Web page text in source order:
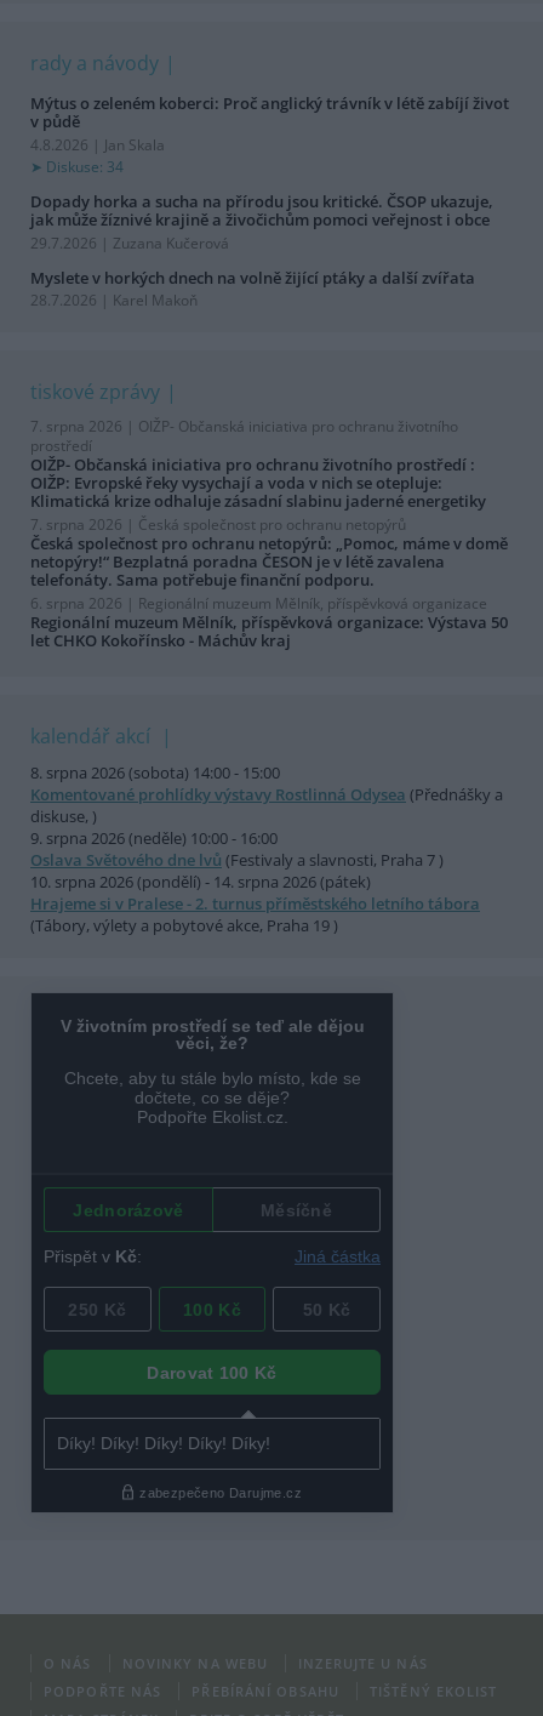
rady a návody
Mýtus o zeleném koberci: Proč anglický trávník v létě zabíjí život
v půdě
4.8.2026 | Jan Skala
Diskuse: 34
Dopady horka a sucha na přírodu jsou kritické. ČSOP ukazuje,
jak může žíznivé krajině a živočichům pomoci veřejnost i obce
29.7.2026 | Zuzana Kučerová
Myslete v horkých dnech na volně žijící ptáky a další zvířata
28.7.2026 | Karel Makoň
tiskové zprávy
7. srpna 2026 | OIŽP- Občanská iniciativa pro ochranu životního
prostředí
OIŽP- Občanská iniciativa pro ochranu životního prostředí :
OIŽP: Evropské řeky vysychají a voda v nich se otepluje:
Klimatická krize odhaluje zásadní slabinu jaderné energetiky
7. srpna 2026 | Česká společnost pro ochranu netopýrů
Česká společnost pro ochranu netopýrů: „Pomoc, máme v domě
netopýry!“ Bezplatná poradna ČESON je v létě zavalena
telefonáty. Sama potřebuje finanční podporu.
6. srpna 2026 | Regionální muzeum Mělník, příspěvková organizace
Regionální muzeum Mělník, příspěvková organizace: Výstava 50
let CHKO Kokořínsko - Máchův kraj
kalendář akcí
8. srpna 2026 (sobota) 14:00 - 15:00
Komentované prohlídky výstavy Rostlinná Odysea (Přednášky a
diskuse, )
9. srpna 2026 (neděle) 10:00 - 16:00
Oslava Světového dne lvů (Festivaly a slavnosti, Praha 7 )
10. srpna 2026 (pondělí) - 14. srpna 2026 (pátek)
Hrajeme si v Pralese - 2. turnus příměstského letního tábora
(Tábory, výlety a pobytové akce, Praha 19 )
O NÁS NOVINKY NA WEBU
INZERUJTE U NÁS
PODPOŘTE NÁS
PŘEBÍRÁNÍ OBSAHU
TIŠTĚNÝ EKOLIST